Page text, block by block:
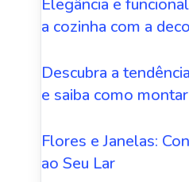
a cozinha com a
Descubra a
e saiba como
Flores e Janelas:
ao Seu Lar